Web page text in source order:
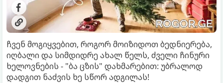
ჩვენ მოგიყვებით, როგორ მოიზიდოთ ბედნიერება,
იღბალი და სიმდიდრე ახალ წელს, ძველი ჩინური
ხელოვნების - "ბა ცზის" დახმარებით: უბრალოდ
დადგით ნაძვის ხე სწორ ადგილას!